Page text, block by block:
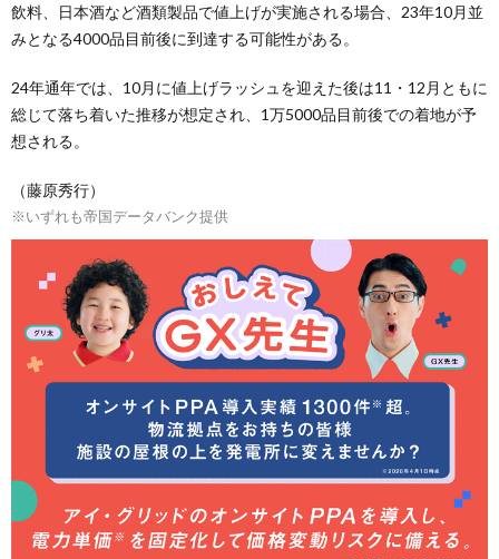
飲料、日本酒など酒類製品で値上げが実施される場合、23年10月並
みとなる4000品目前後に到達する可能性がある。
24年通年では、10月に値上げラッシュを迎えた後は11・12月ともに
総じて落ち着いた推移が想定され、1万5000品目前後での着地が予
想される。
（藤原秀行）
※いずれも帝国データバンク提供